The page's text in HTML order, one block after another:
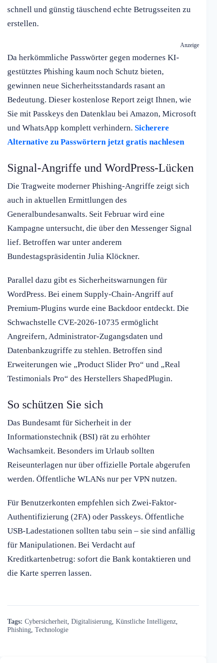
schnell und günstig täuschend echte Betrugsseiten zu
erstellen.
Anzeige
Da herkömmliche Passwörter gegen modernes KI-
gestütztes Phishing kaum noch Schutz bieten,
gewinnen neue Sicherheitsstandards rasant an
Bedeutung. Dieser kostenlose Report zeigt Ihnen, wie
Sie mit Passkeys den Datenklau bei Amazon, Microsoft
und WhatsApp komplett verhindern. Sicherere
Alternative zu Passwörtern jetzt gratis nachlesen
Signal-Angriffe und WordPress-Lücken
Die Tragweite moderner Phishing-Angriffe zeigt sich
auch in aktuellen Ermittlungen des
Generalbundesanwalts. Seit Februar wird eine
Kampagne untersucht, die über den Messenger Signal
lief. Betroffen war unter anderem
Bundestagspräsidentin Julia Klöckner.
Parallel dazu gibt es Sicherheitswarnungen für
WordPress. Bei einem Supply-Chain-Angriff auf
Premium-Plugins wurde eine Backdoor entdeckt. Die
Schwachstelle CVE-2026-10735 ermöglicht
Angreifern, Administrator-Zugangsdaten und
Datenbankzugriffe zu stehlen. Betroffen sind
Erweiterungen wie „Product Slider Pro“ und „Real
Testimonials Pro“ des Herstellers ShapedPlugin.
So schützen Sie sich
Das Bundesamt für Sicherheit in der
Informationstechnik (BSI) rät zu erhöhter
Wachsamkeit. Besonders im Urlaub sollten
Reiseunterlagen nur über offizielle Portale abgerufen
werden. Öffentliche WLANs nur per VPN nutzen.
Für Benutzerkonten empfehlen sich Zwei-Faktor-
Authentifizierung (2FA) oder Passkeys. Öffentliche
USB-Ladestationen sollten tabu sein – sie sind anfällig
für Manipulationen. Bei Verdacht auf
Kreditkartenbetrug: sofort die Bank kontaktieren und
die Karte sperren lassen.
Tags: Cybersicherheit Digitalisierung Künstliche Intelligenz
Phishing Technologie